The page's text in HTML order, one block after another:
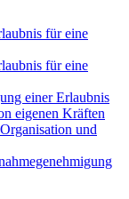
für eine
für eine
einer Erlaubnis
eigenen Kräften
und